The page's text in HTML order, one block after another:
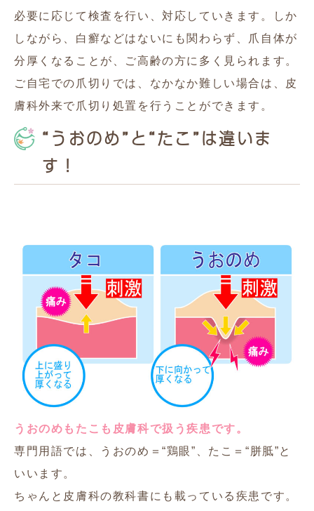
必要に応じて検査を行い、対応していきます。しか
しながら、白癬などはないにも関わらず、爪自体が
分厚くなることが、ご高齢の方に多く見られます。
ご自宅での爪切りでは、なかなか難しい場合は、皮
膚科外来で爪切り処置を行うことができます。
“うおのめ”と“たこ”は違いま
す！
うおのめもたこも皮膚科で扱う疾患です。
専門用語では、うおのめ＝“鶏眼”、たこ＝“胼胝”と
いいます。
ちゃんと皮膚科の教科書にも載っている疾患です。